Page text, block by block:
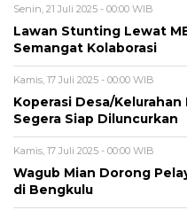
Senin, 21 Juli 2025 - 00:00 WIB
Lawan Stunting Lewat
Semangat Kolaborasi
Kamis, 17 Juli 2025 - 00:00 WIB
Koperasi Desa/
Segera Siap Diluncurkan
Kamis, 17 Juli 2025 - 00:00 WIB
Wagub Mian Dorong
di Bengkulu